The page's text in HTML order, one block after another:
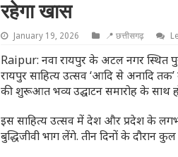
रहेगा खास
January 19, 2026 📍 छत्तीसगढ़
Raipur: नवा रायपुर के अटल नगर स्थित
रायपुर साहित्य उत्सव ‘आदि से अनादि
की शुरूआत भव्य उद्घाटन समारोह के साथ
इस साहित्य उत्सव में देश और प्रदेश के
बुद्धिजीवी भाग लेंगे. तीन दिनों के दौरान